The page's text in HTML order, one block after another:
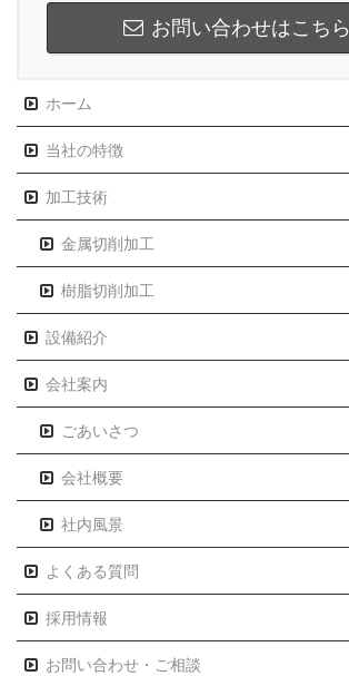
お問い合わせはこちら
ホーム
当社の特徴
加工技術
金属切削加工
樹脂切削加工
設備紹介
会社案内
ごあいさつ
会社概要
社内風景
よくある質問
採用情報
お問い合わせ・ご相談